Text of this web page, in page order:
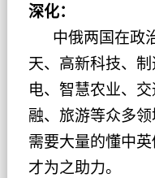
深化：
中俄两国在政
天、高新科技、
电、智慧农业、
融、旅游等众多领
需要大量的懂中
才为之助力。